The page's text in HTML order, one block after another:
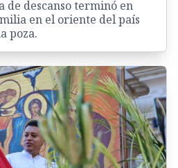
de descanso terminó en
en el oriente del país
poza.